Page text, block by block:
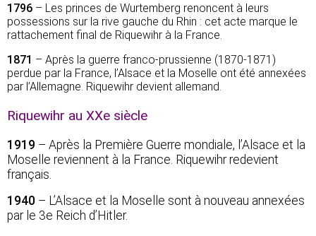
1796 – Les princes de Wurtemberg renoncent à leurs
possessions sur la rive gauche du Rhin : cet acte marque le
rattachement final de Riquewihr à la France.
1871 – Après la guerre franco-prussienne (1870-1871)
perdue par la France, l’Alsace et la Moselle ont été annexées
par l’Allemagne. Riquewihr devient allemand.
Riquewihr au XXe siècle
1919 – Après la Première Guerre mondiale, l’Alsace et la
Moselle reviennent à la France. Riquewihr redevient
français.
1940 – L’Alsace et la Moselle sont à nouveau annexées
par le 3e Reich d’Hitler.